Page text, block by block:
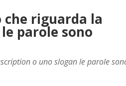
riguarda la
parole sono
o uno slogan le parole